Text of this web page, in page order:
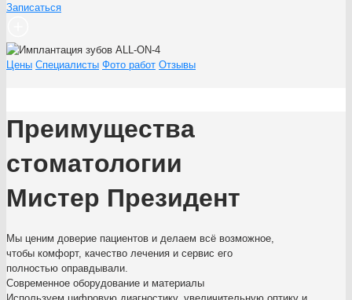
Записаться
Цены Специалисты Фото работ Отзывы
Преимущества
стоматологии
Мистер Президент
Мы ценим доверие пациентов и делаем всё возможное,
чтобы комфорт, качество лечения и сервис его
полностью оправдывали.
Современное оборудование и материалы